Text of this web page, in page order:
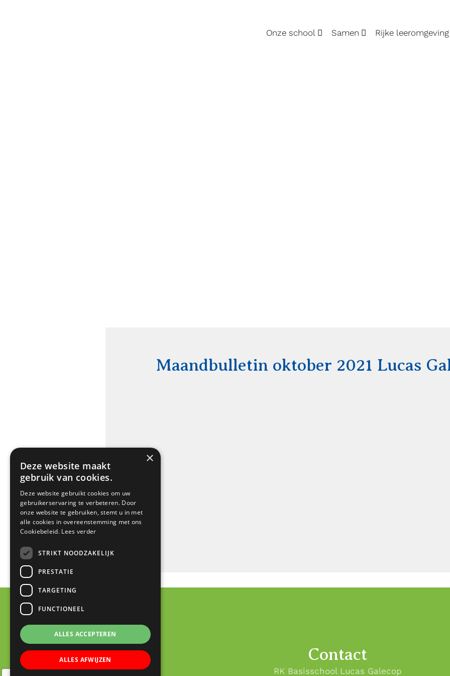
Onze school Samen Rijke leeromgeving
Maandbulletin oktober 2021 Lucas
Contact
RK Basisschool Lucas Galecop
×
Deze website maakt
gebruik van cookies.
Deze website gebruikt cookies om uw
gebruikerservaring te verbeteren. Door
onze website te gebruiken, stemt u in met
alle cookies in overeenstemming met ons
Cookiebeleid. Lees verder
STRIKT NOODZAKELIJK
PRESTATIE
TARGETING
FUNCTIONEEL
ALLES ACCEPTEREN
ALLES AFWIJZEN